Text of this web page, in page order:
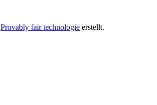
Provably fair technologie erstellt.